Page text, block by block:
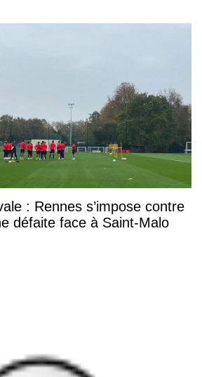
: Rennes s’impose contre
défaite face à Saint-Malo